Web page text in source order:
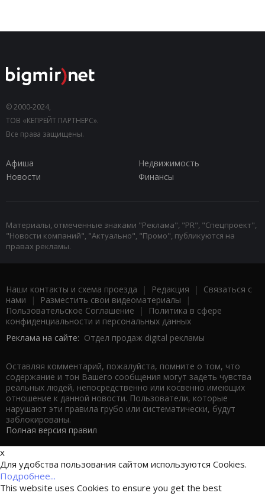
© 2000-2024,
ТОВ «КЕПРЕЙТ ПАРТНЕРС».
Все права защищены.
Афиша
Недвижимость
Новости
Финансы
Материалы, отмеченные знаками "Реклама", "PR", "Спецпроект",
"Новости компаний", "Актуально", "Промо", публикуются на
правах рекламы.
Наши контакты и схема проезда | Редакция | Связаться с
нами | Разместить свои видеоматериалы |
Пользовательское Соглашение |
Политика в сфере
конфиденциальности и персональных данных
Реклама на сайте: Отдел продаж digital рекламы
Оставляя комментарий, пожалуйста, помните о том, что
содержание и тон Вашего сообщения могут задеть чувства
реальных людей, непосредственно или косвенно имеющих
отношение к данной новости. Пользователи, которые
нарушают эти правила грубо или систематически, будут
заблокированы.
Полная версия правил
x
Для удобства пользования сайтом используются Cookies.
Подробнее...
This website uses Cookies to ensure you get the best